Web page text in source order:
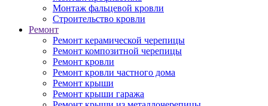
Монтаж фальцевой кровли
Строительство кровли
Ремонт
Ремонт керамической черепицы
Ремонт композитной черепицы
Ремонт кровли
Ремонт кровли частного дома
Ремонт крыши
Ремонт крыши гаража